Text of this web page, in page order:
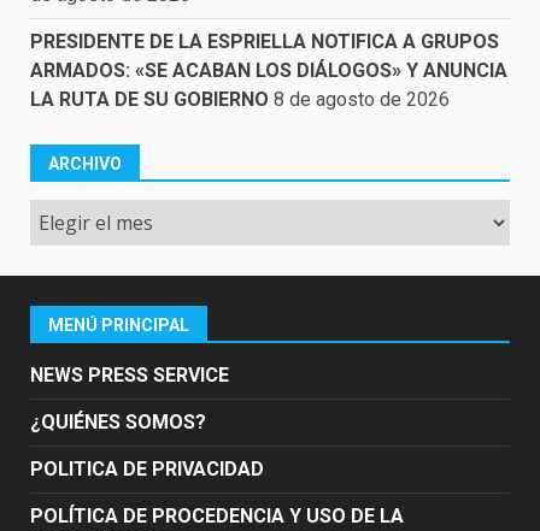
PRESIDENTE DE LA ESPRIELLA NOTIFICA A GRUPOS
ARMADOS: «SE ACABAN LOS DIÁLOGOS» Y ANUNCIA
LA RUTA DE SU GOBIERNO 8 de agosto de 2026
ARCHIVO
Archivo
MENÚ PRINCIPAL
NEWS PRESS SERVICE
¿QUIÉNES SOMOS?
POLITICA DE PRIVACIDAD
POLÍTICA DE PROCEDENCIA Y USO DE LA